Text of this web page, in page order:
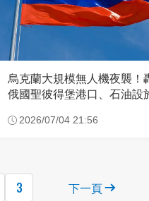
烏克蘭大規模無人機夜襲！
俄國聖彼得堡港口、石油設
2026/07/04 21:56
3 下一頁